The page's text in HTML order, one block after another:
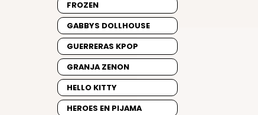
FROZEN
GABBYS DOLLHOUSE
GUERRERAS KPOP
GRANJA ZENON
HELLO KITTY
HEROES EN PIJAMA